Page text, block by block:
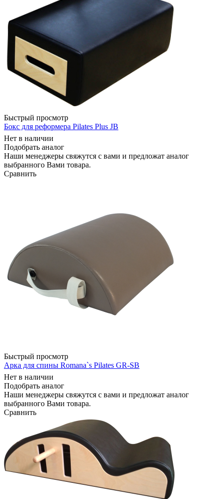
Быстрый просмотр
Бокс для реформера Pilates Plus JB
Нет в наличии
Подобрать аналог
Наши менеджеры свяжутся с вами и предложат аналог
выбранного Вами товара.
Сравнить
Быстрый просмотр
Арка для спины Romana`s Pilates GR-SB
Нет в наличии
Подобрать аналог
Наши менеджеры свяжутся с вами и предложат аналог
выбранного Вами товара.
Сравнить